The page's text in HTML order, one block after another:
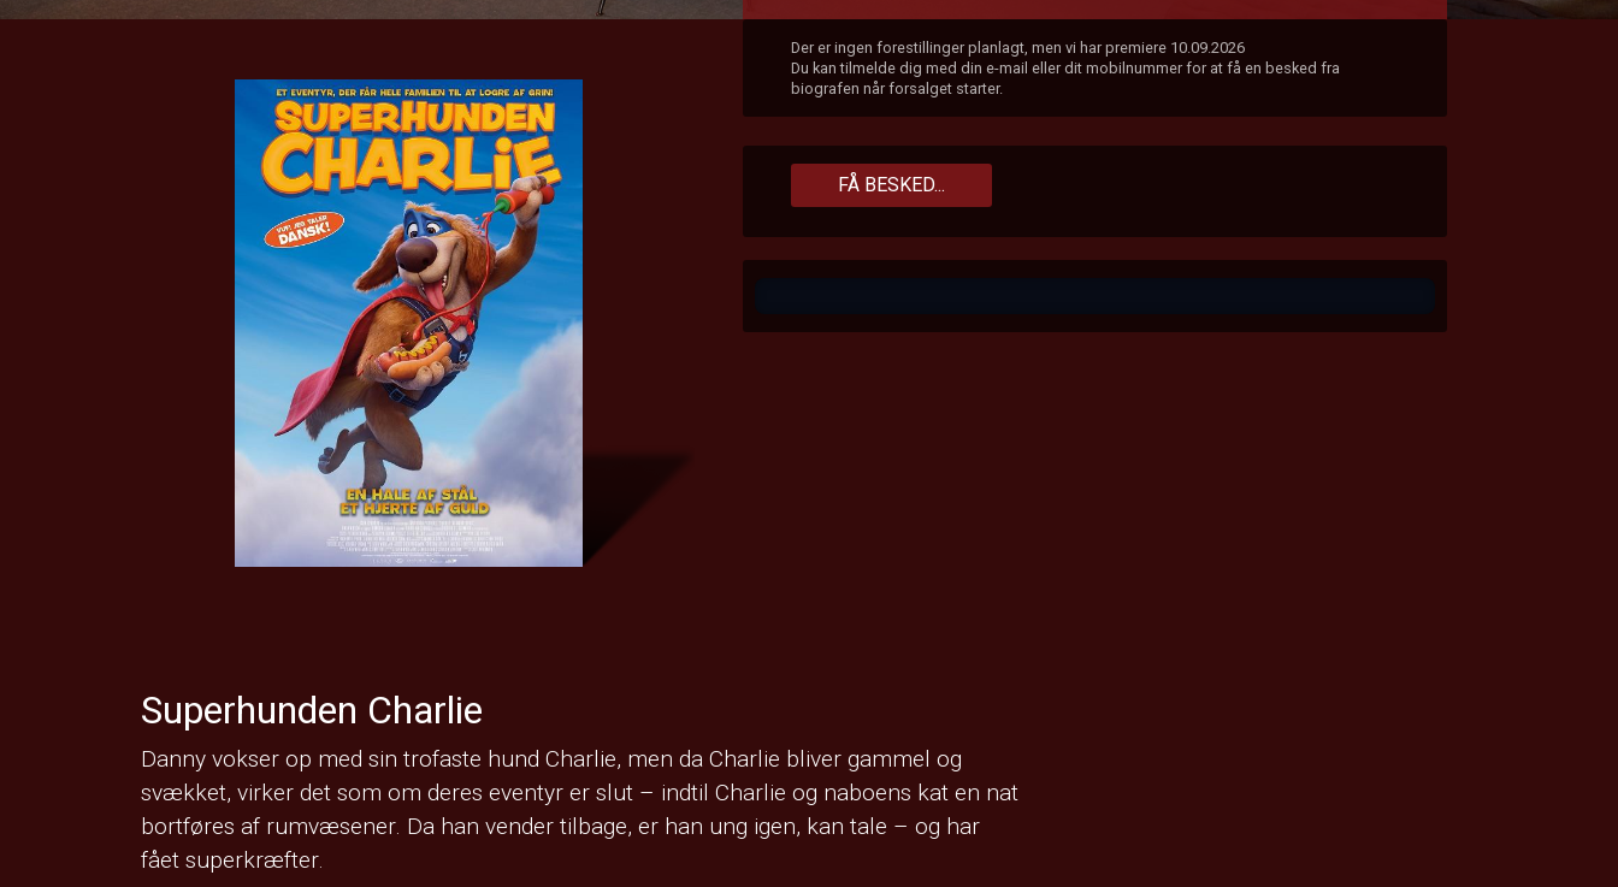
Der er ingen forestillinger planlagt, men vi har premiere 10.09.2026
Du kan tilmelde dig med din e-mail eller dit mobilnummer for at få en besked fra
biografen når forsalget starter.
FÅ BESKED...
Superhunden Charlie
Danny vokser op med sin trofaste hund Charlie, men da Charlie bliver gammel og
svækket, virker det som om deres eventyr er slut – indtil Charlie og naboens kat en nat
bortføres af rumvæsener. Da han vender tilbage, er han ung igen, kan tale – og har
fået superkræfter.